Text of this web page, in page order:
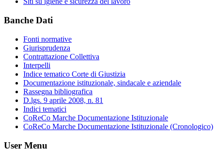
Banche Dati
Fonti normative
Giurisprudenza
Contrattazione Collettiva
Interpelli
Indice tematico Corte di Giustizia
Documentazione istituzionale, sindacale e aziendale
Rassegna bibliografica
D.lgs. 9 aprile 2008, n. 81
Indici tematici
CoReCo Marche Documentazione Istituzionale
CoReCo Marche Documentazione Istituzionale (Cronologico)
User Menu